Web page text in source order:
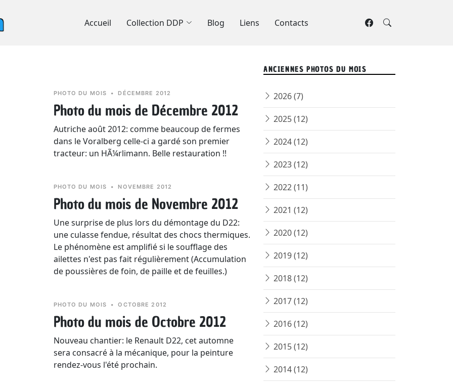
Accueil Collection DDP Blog Liens Contacts
PHOTO DU MOIS • DÉCEMBRE 2012
Photo du mois de Décembre 2012
Autriche août 2012: comme beaucoup de fermes
dans le Voralberg celle-ci a gardé son premier
tracteur: un HÃ¼rlimann. Belle restauration !!
PHOTO DU MOIS • NOVEMBRE 2012
Photo du mois de Novembre 2012
Une surprise de plus lors du démontage du D22:
une culasse fendue, résultat des chocs thermiques.
Le phénomène est amplifié si le soufflage des
ailettes n'est pas fait régulièrement (Accumulation
de poussières de foin, de paille et de feuilles.)
PHOTO DU MOIS • OCTOBRE 2012
Photo du mois de Octobre 2012
Nouveau chantier: le Renault D22, cet automne
sera consacré à la mécanique, pour la peinture
rendez-vous l'été prochain.
ANCIENNES PHOTOS DU MOIS
2026 (7)
2025 (12)
2024 (12)
2023 (12)
2022 (11)
2021 (12)
2020 (12)
2019 (12)
2018 (12)
2017 (12)
2016 (12)
2015 (12)
2014 (12)